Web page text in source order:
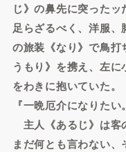
じ》の鼻先に突った
足らざるべく、洋服、
の旅装《なり》で鳥打
うもり》を携え、左
をわきに抱いていた。
『一晩厄介になりたい
主人《あるじ》は客
まだ何とも言わない、